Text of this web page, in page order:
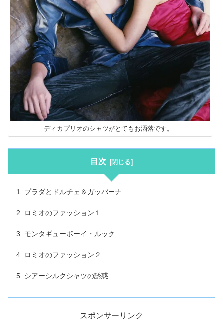
ディカプリオのシャツがとてもお洒落です。
目次
プラダとドルチェ＆ガッバーナ
ロミオのファッション１
モンタギューボーイ・ルック
ロミオのファッション２
シアーシルクシャツの誘惑
スポンサーリンク